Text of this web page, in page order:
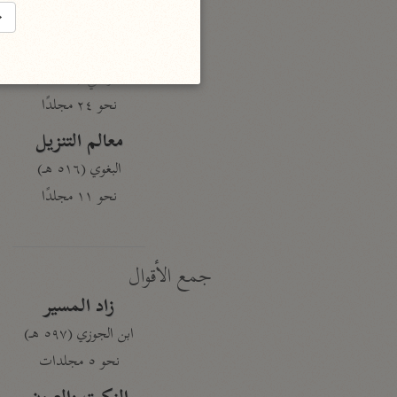
القرطبي (٦٧١ هـ)
نحو ٢٤ مجلدًا
معالم التنزيل
البغوي (٥١٦ هـ)
نحو ١١ مجلدًا
جمع الأقوال
زاد المسير
ابن الجوزي (٥٩٧ هـ)
نحو ٥ مجلدات